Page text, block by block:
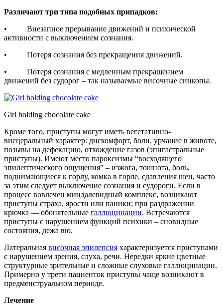
Различают три типа подобных припадков:
• Внезапное прерывание движений и психической
активности с выключением сознания.
• Потеря сознания без прекращения движений.
• Потеря сознания с медленным прекращением
движений без судорог – так называемые височные синкопы.
Girl holding chocolate cake
Кроме того, приступы могут иметь вегетативно-
висцеральный характер: дискомфорт, боли, урчание в животе,
позывы на дефекацию, отхождение газов (эпигастральные
приступы). Имеют место пароксизмы “восходящего
эпилептического ощущения” – изжога, тошнота, боль,
поднимающиеся к горлу, комка в горле, сдавления шеи, часто
за этим следует выключение сознания и судороги. Если в
процесс вовлечен миндалевидный комплекс, возникают
приступы страха, ярости или паники; при раздражении
крючка — обонятельные галлюцинации. Встречаются
приступы с нарушением функций психики – сновидные
состояния, дежа вю.
Латеральная височная эпилепсия характеризуется приступами
с нарушением зрения, слуха, речи. Нередки яркие цветные
структурные зрительные и сложные слуховые галлюцинации.
Примерно у трети пациенток приступы чаще возникают в
предменструальном периоде.
Лечение